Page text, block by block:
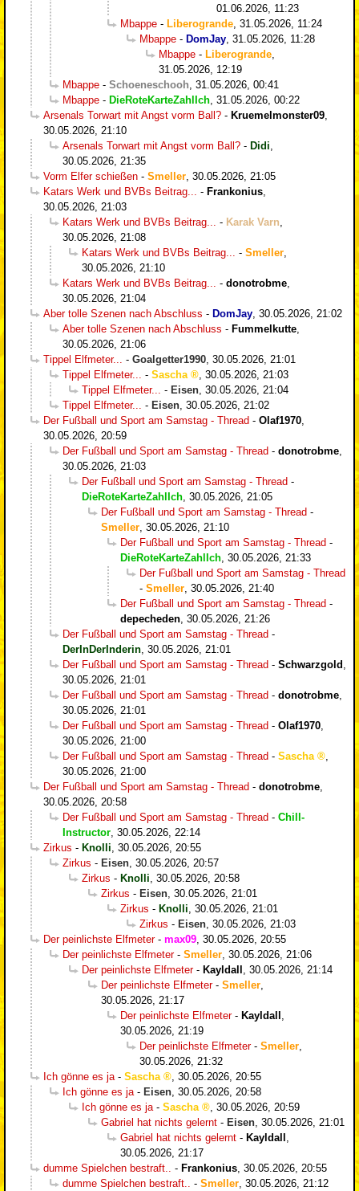
01.06.2026, 11:23
Mbappe - Liberogrande 31.05.2026, 11:24
Mbappe - DomJay 31.05.2026, 11:28
Mbappe - Liberogrande
31.05.2026, 12:19
Mbappe - Schoeneschooh 31.05.2026, 00:41
Mbappe - DieRoteKarteZahlIch 31.05.2026, 00:22
Arsenals Torwart mit Angst vorm Ball? - Kruemelmonster09
30.05.2026, 21:10
Arsenals Torwart mit Angst vorm Ball? - Didi
30.05.2026, 21:35
Vorm Elfer schießen - Smeller 30.05.2026, 21:05
Katars Werk und BVBs Beitrag...
- Frankonius
30.05.2026, 21:03
Katars Werk und BVBs Beitrag...
- Karak Varn
30.05.2026, 21:08
Katars Werk und BVBs Beitrag...
- Smeller
30.05.2026, 21:10
Katars Werk und BVBs Beitrag...
- donotrobme
30.05.2026, 21:04
Aber tolle Szenen nach Abschluss - DomJay 30.05.2026, 21:02
Aber tolle Szenen nach Abschluss - Fummelkutte
30.05.2026, 21:06
Tippel Elfmeter...
- Goalgetter1990 30.05.2026, 21:01
Tippel Elfmeter...
- Sascha
30.05.2026, 21:03
Tippel Elfmeter...
- Eisen 30.05.2026, 21:04
Tippel Elfmeter...
- Eisen 30.05.2026, 21:02
Der Fußball und Sport am Samstag - Thread - Olaf1970
30.05.2026, 20:59
Der Fußball und Sport am Samstag - Thread - donotrobme
30.05.2026, 21:03
Der Fußball und Sport am Samstag - Thread -
DieRoteKarteZahlIch 30.05.2026, 21:05
Der Fußball und Sport am Samstag - Thread -
Smeller 30.05.2026, 21:10
Der Fußball und Sport am Samstag - Thread -
DieRoteKarteZahlIch 30.05.2026, 21:33
Der Fußball und Sport am Samstag - Thread
- Smeller 30.05.2026, 21:40
Der Fußball und Sport am Samstag - Thread -
depecheden 30.05.2026, 21:26
Der Fußball und Sport am Samstag - Thread -
DerInDerInderin 30.05.2026, 21:01
Der Fußball und Sport am Samstag - Thread - Schwarzgold
30.05.2026, 21:01
Der Fußball und Sport am Samstag - Thread - donotrobme
30.05.2026, 21:01
Der Fußball und Sport am Samstag - Thread - Olaf1970
30.05.2026, 21:00
Der Fußball und Sport am Samstag - Thread - Sascha
30.05.2026, 21:00
Der Fußball und Sport am Samstag - Thread - donotrobme
30.05.2026, 20:58
Der Fußball und Sport am Samstag - Thread - Chill-
Instructor 30.05.2026, 22:14
Zirkus - Knolli 30.05.2026, 20:55
Zirkus - Eisen 30.05.2026, 20:57
Zirkus - Knolli 30.05.2026, 20:58
Zirkus - Eisen 30.05.2026, 21:01
Zirkus - Knolli 30.05.2026, 21:01
Zirkus - Eisen 30.05.2026, 21:03
Der peinlichste Elfmeter- max09 30.05.2026, 20:55
Der peinlichste Elfmeter- Smeller 30.05.2026, 21:06
Der peinlichste Elfmeter- Kayldall
30.05.2026, 21:14
Der peinlichste Elfmeter- Smeller
30.05.2026, 21:17
Der peinlichste Elfmeter- Kayldall
30.05.2026, 21:19
Der peinlichste Elfmeter- Smeller
30.05.2026, 21:32
Ich gönne es ja - Sascha
30.05.2026, 20:55
Ich gönne es ja - Eisen 30.05.2026, 20:58
Ich gönne es ja - Sascha
30.05.2026, 20:59
Gabriel hat nichts gelernt - Eisen 30.05.2026, 21:01
Gabriel hat nichts gelernt - Kayldall
30.05.2026, 21:17
dumme Spielchen bestraft..
- Frankonius 30.05.2026, 20:55
dumme Spielchen bestraft..
- Smeller 30.05.2026, 21:12